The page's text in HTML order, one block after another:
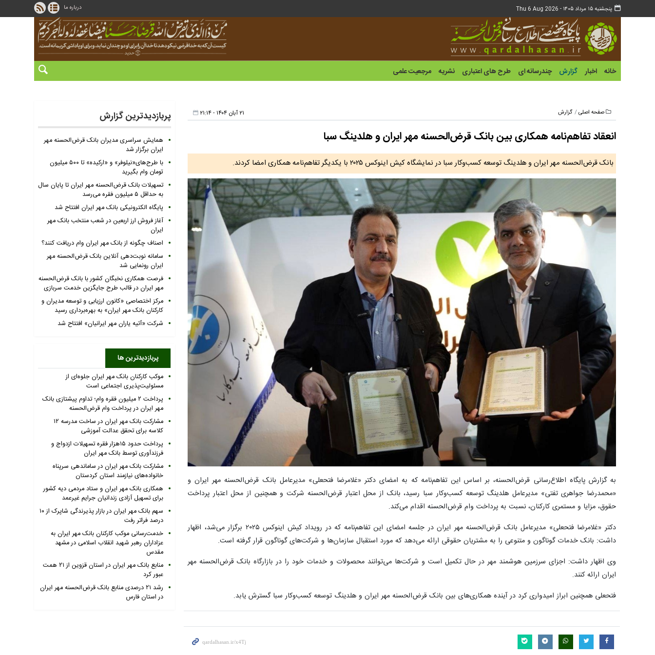
پنجشنبه ۱۵ مرداد ۱۴۰۵ - Thu 6 Aug 2026 درباره ما
خانه اخبار گزارش چندرسانه ای طرح های اعتباری نشریه مرجعیت علمی
صفحه اصلی گزارش ۲۱ آبان ۱۴۰۴ - ۲۱:۱۴
انعقاد تفاهم‌نامه همکاری بین بانک قرض‌الحسنه مهر ایران و هلدینگ سبا
بانک قرض‌الحسنه مهر ایران و هلدینگ توسعه کسب‌وکار سبا در نمایشگاه کیش اینوکس ۲۰۲۵ با یکدیگر تفاهم‌نامه همکاری امضا کردند.
به گزارش پایگاه اطلاع‌رسانی قرض‌الحسنه، بر اساس این تفاهم‌نامه که به امضای دکتر «غلامرضا فتحعلی» مدیرعامل بانک قرض‌الحسنه مهر ایران و
«محمدرضا جواهری تفتی» مدیرعامل هلدینگ توسعه کسب‌وکار سبا رسید، بانک از محل اعتبار قرض‌الحسنه شرکت و همچنین از محل اعتبار پرداخت
حقوق، مزایا و مستمری کارکنان، نسبت به پرداخت وام قرض‌الحسنه اقدام می‌کند.
دکتر «غلامرضا فتحعلی» مدیرعامل بانک قرض‌الحسنه مهر ایران در جلسه امضای این تفاهم‌نامه که در رویداد کیش اینوکس ۲۰۲۵ برگزار می‌شد، اظهار
داشت: بانک خدمات گوناگون و متنوعی را به مشتریان حقوقی ارائه می‌دهد که مورد استقبال سازمان‌ها و شرکت‌های گوناگون قرار گرفته است.
وی اظهار داشت: اجزای سرزمین هوشمند مهر در حال تکمیل است و شرکت‌ها می‌توانند محصولات و خدمات خود را در بازارگاه بانک قرض‌الحسنه مهر
ایران ارائه کنند.
فتحعلی همچنین ابراز امیدواری کرد در آینده همکاری‌های بین بانک قرض‌الحسنه مهر ایران و هلدینگ توسعه کسب‌وکار سبا گسترش یابد.
پربازدیدترین گزارش
همایش سراسری مدیران بانک قرض‌الحسنه مهر
ایران برگزار شد
با طرح‌های«نیلوفر» و «ارکیده» تا ۵۰۰ میلیون
تومان وام بگیرید
تسهیلات بانک قرض‌الحسنه مهر ایران تا پایان سال
به حداقل ۵ میلیون فقره می‌رسد
پایگاه الکترونیکی بانک مهر ایران افتتاح شد
آغاز فروش ارز اربعین در شعب منتخب بانک مهر
ایران
اصناف چگونه از بانک مهر ایران وام دریافت کنند؟
سامانه نوبت‌دهی آنلاین بانک قرض‌الحسنه مهر
ایران رونمایی شد
فرصت همکاری نخبگان کشور با بانک قرض‌الحسنه
مهر ایران در قالب طرح جایگزین خدمت سربازی
مرکز اختصاصی «کانون ارزیابی و توسعه مدیران و
کارکنان بانک مهر ایران» به بهره‌برداری رسید
شرکت «آتیه یاران مهر ایرانیان» افتتاح شد
پربازدیدترین ها
موکب کارکنان بانک مهر ایران جلوه‌ای از
مسئولیت‌پذیری اجتماعی است
پرداخت ۲ میلیون فقره وام؛ تداوم پیشتازی بانک
مهر ایران در پرداخت وام قرض‌الحسنه
مشارکت بانک مهر ایران در ساخت مدرسه ۱۲
کلاسه برای تحقق عدالت آموزشی
پرداخت حدود ۱۵هزار فقره تسهیلات ازدواج و
فرزندآوری توسط بانک مهر ایران
مشارکت بانک مهر ایران در ساماندهی سرپناه
خانواده‌های نیازمند استان کردستان
همکاری بانک مهر ایران و ستاد مردمی دیه کشور
برای تسهیل آزادی زندانیان جرایم غیرعمد
سهم بانک مهر ایران در بازار پذیرندگی شاپرک از ۱۰
درصد فراتر رفت
خدمت‌رسانی موکب کارکنان بانک مهر ایران به
عزاداران رهبر شهید انقلاب اسلامی در مشهد
مقدس
منابع بانک مهر ایران در استان قزوین از ۲۱ همت
عبور کرد
رشد ۲۱ درصدی منابع بانک قرض‌الحسنه مهر ایران
در استان فارس